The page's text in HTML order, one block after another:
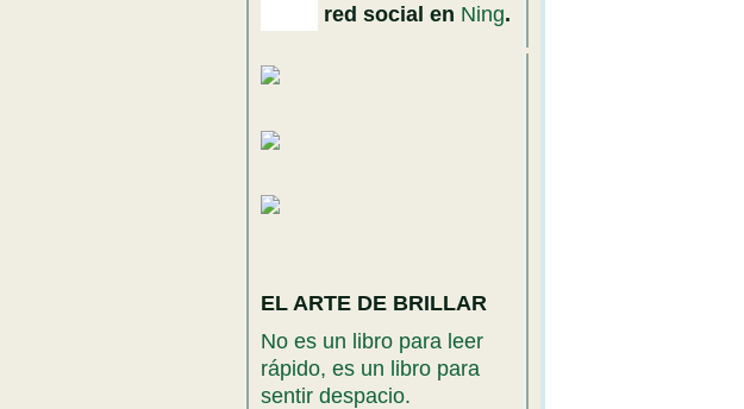
red social en Ning.
EL ARTE DE BRILLAR
No es un libro para leer
rápido, es un libro para
sentir despacio.